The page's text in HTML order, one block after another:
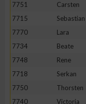
7751
Carsten
7715
Sebastian
7770
Lara
7734
Beate
7748
Rene
7718
Serkan
7750
Thorsten
7740
Victoria